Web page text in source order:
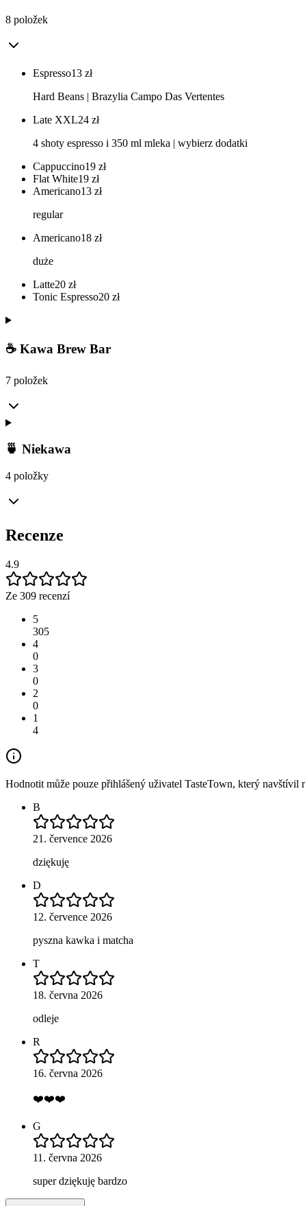
8 položek
Espresso13 zł
Hard Beans | Brazylia Campo Das Vertentes
Late XXL24 zł
4 shoty espresso i 350 ml mleka | wybierz dodatki
Cappuccino19 zł
Flat White19 zł
Americano13 zł
regular
Americano18 zł
duże
Latte20 zł
Tonic Espresso20 zł
☕ Kawa Brew Bar
7 položek
🍵 Niekawa
4 položky
Recenze
4.9
Ze 309 recenzí
5
305
4
0
3
0
2
0
1
4
Hodnotit může pouze přihlášený uživatel TasteTown, který navštívil
B
21. července 2026
dziękuję
D
12. července 2026
pyszna kawka i matcha
T
18. června 2026
odleje
R
16. června 2026
❤️❤️❤️
G
11. června 2026
super dziękuję bardzo